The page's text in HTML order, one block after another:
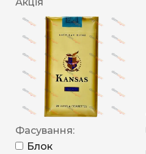
Акція
Фасування:
Блок